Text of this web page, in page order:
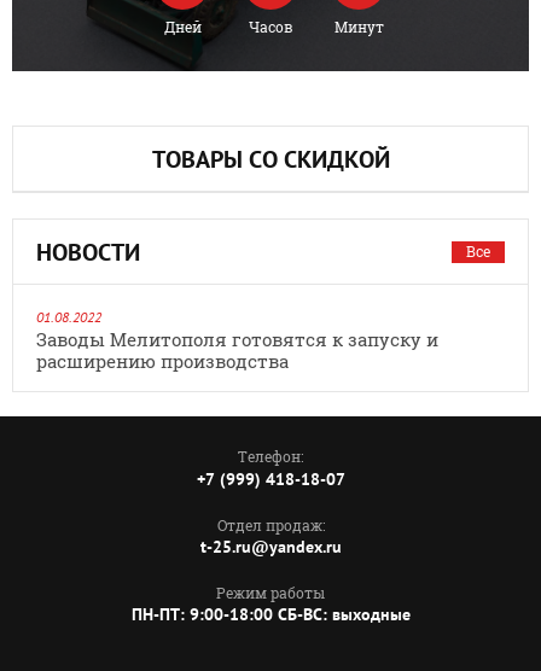
Дней Часов Минут
ТОВАРЫ СО СКИДКОЙ
НОВОСТИ Все
01.08.2022
Заводы Мелитополя готовятся к запуску и
расширению производства
Телефон:
+7 (999) 418-18-07
Отдел продаж:
t-25.ru@yandex.ru
Режим работы
ПН-ПТ: 9:00-18:00 СБ-ВС: выходные